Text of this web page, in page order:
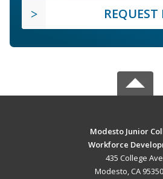
Modesto Junior
Workforce
435 College
Modesto, CA